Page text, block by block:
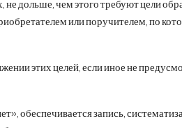
дольше, чем этого требуют цели
или поручителем, по
этих целей, если иное не
запись,